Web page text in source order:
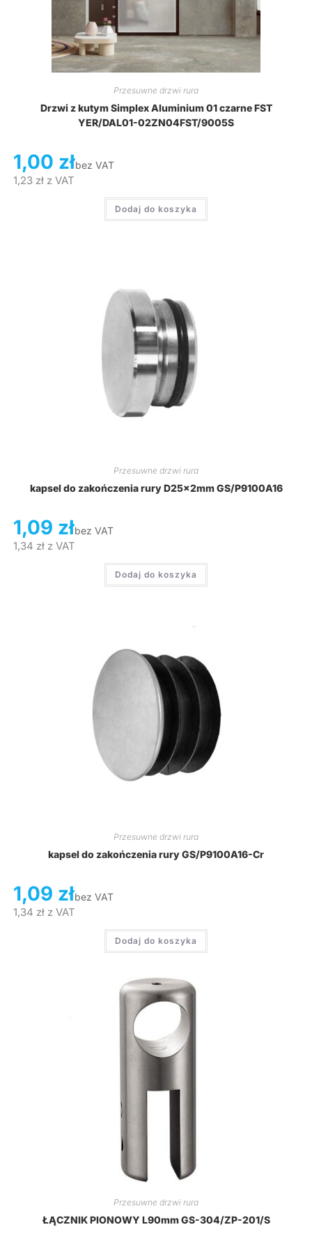
Przesuwne drzwi rura
Drzwi z kutym Simplex Aluminium 01 czarne FST
YER/DAL01-02ZN04FST/9005S
1,00 złbez VAT
1,23 złz VAT
Dodaj do koszyka
Przesuwne drzwi rura
kapsel do zakończenia rury D25x2mm GS/P9100A16
1,09 złbez VAT
1,34 złz VAT
Dodaj do koszyka
Przesuwne drzwi rura
kapsel do zakończenia rury GS/P9100A16-Cr
1,09 złbez VAT
1,34 złz VAT
Dodaj do koszyka
Przesuwne drzwi rura
ŁĄCZNIK PIONOWY L90mm GS-304/ZP-201/S